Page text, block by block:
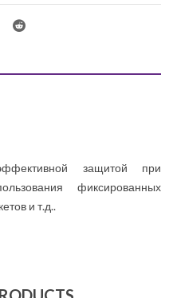
защитой при
фиксированных
и т.д..